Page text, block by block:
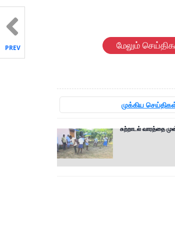
மேலும்
முக்கிய
சுற்றாடல் வாரத்தை
PREV